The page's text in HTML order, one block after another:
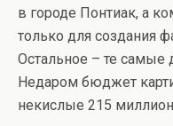
в городе Понтиак, а
только для создания
Остальное – те самые
Недаром бюджет
некислые 215